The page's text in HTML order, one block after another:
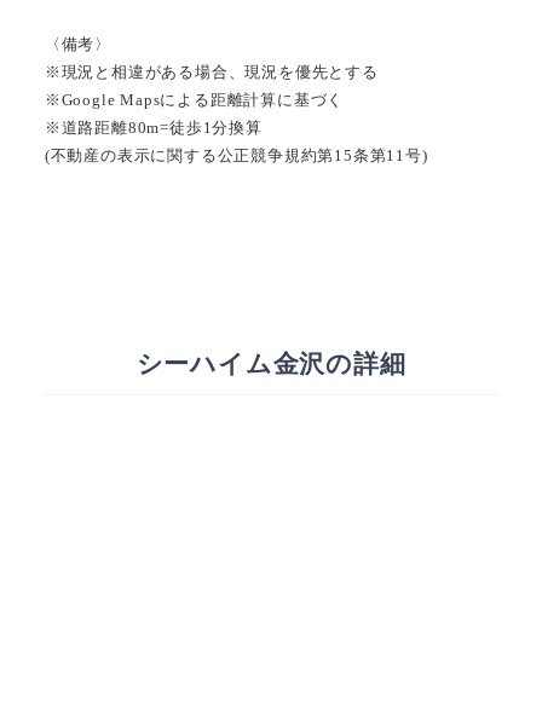
〈備考〉
※現況と相違がある場合、現況を優先とする
※Google Mapsによる距離計算に基づく
※道路距離80m=徒歩1分換算
(不動産の表示に関する公正競争規約第15条第11号)
シーハイム金沢の詳細